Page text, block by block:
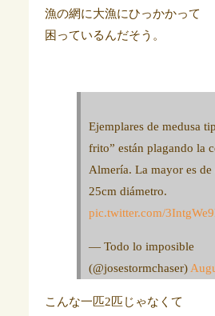
漁の網に大漁にひっかかって
困っているんだそう。
Ejemplares de medusa
frito” están plagando la
Almería. La mayor es de
25cm diámetro.
pic.twitter.com/
— Todo lo imposible
(@josestormchaser)
こんな一匹2匹じゃなくて